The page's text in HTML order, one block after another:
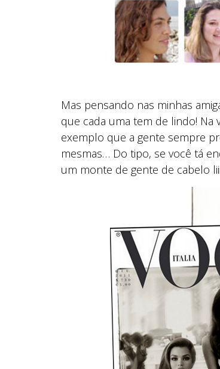
Mas pensando nas minhas
que cada uma tem de lindo! Na
exemplo que a gente sempre
mesmas… Do tipo, se você tá
um monte de gente de cabelo